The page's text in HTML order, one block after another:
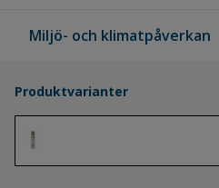
Miljö- och klimatpåverkan
Produktvarianter